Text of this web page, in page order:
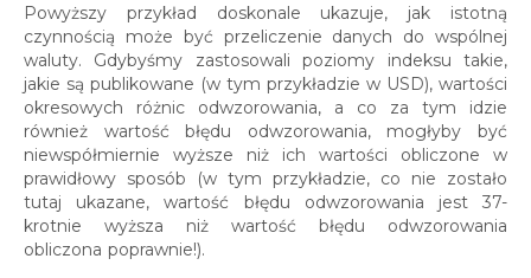
Powyższy przykład doskonale ukazuje, jak istotną
czynnością może być przeliczenie danych do wspólnej
waluty. Gdybyśmy zastosowali poziomy indeksu takie,
jakie są publikowane (w tym przykładzie w USD), wartości
okresowych różnic odwzorowania, a co za tym idzie
również wartość błędu odwzorowania, mogłyby być
niewspółmiernie wyższe niż ich wartości obliczone w
prawidłowy sposób (w tym przykładzie, co nie zostało
tutaj ukazane, wartość błędu odwzorowania jest 37-
krotnie wyższa niż wartość błędu odwzorowania
obliczona poprawnie!).